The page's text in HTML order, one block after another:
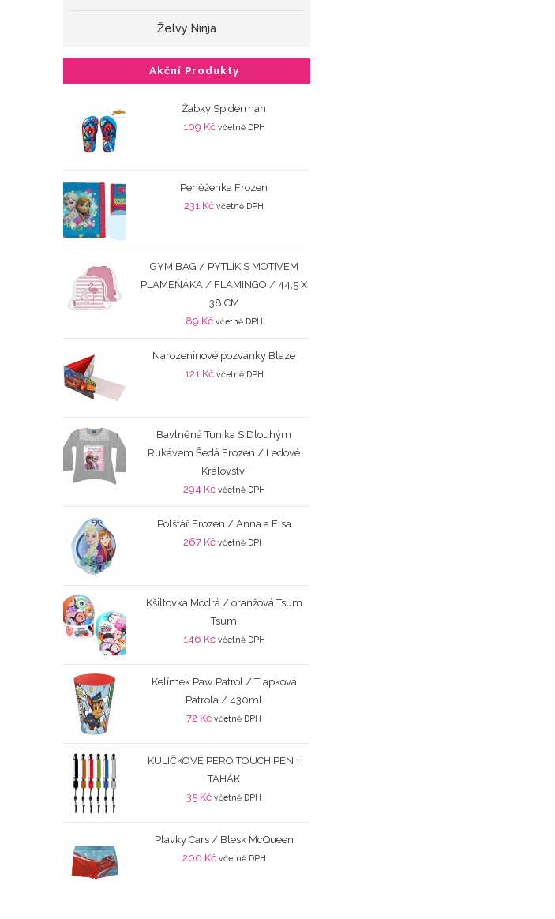
Želvy Ninja
Akční Produkty
Žabky Spiderman
109 Kč včetně DPH
Peněženka Frozen
231 Kč včetně DPH
GYM BAG / PYTLÍK S MOTIVEM
PLAMEŇÁKA / FLAMINGO / 44,5 X
38 CM
89 Kč včetně DPH
Narozeninové pozvánky Blaze
121 Kč včetně DPH
Bavlněná Tunika S Dlouhým
Rukávem Šedá Frozen / Ledové
Království
294 Kč včetně DPH
Polštář Frozen / Anna a Elsa
267 Kč včetně DPH
Kšiltovka Modrá / oranžová Tsum
Tsum
146 Kč včetně DPH
Kelímek Paw Patrol / Tlapková
Patrola / 430ml
72 Kč včetně DPH
KULIČKOVÉ PERO TOUCH PEN +
TAHÁK
35 Kč včetně DPH
Plavky Cars / Blesk McQueen
200 Kč včetně DPH